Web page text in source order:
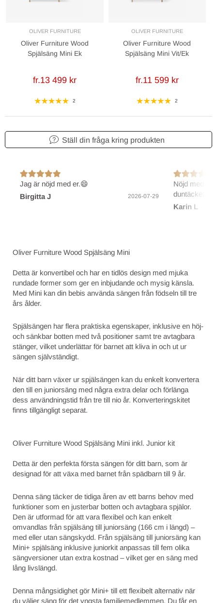
Jag är nöjd med er.😄
Birgitta J
2026-07-29
Nöjd med
duntäcket.
Karin L
Oliver Furniture Wood Spjälsäng Mini
Detta är konvertibel och har en tidlös design med mjuka
rundade former som ger en inbjudande och mysig känsla.
Med Mini kan din bebis använda sängen från födseln till tre
års ålder.
Spjälsängen har flera praktiska egenskaper, inklusive en höj-
och sänkbar botten med två positioner samt tre avtagbara
stänger, vilket underlättar för barnet att kliva in och ut ur
sängen självständigt.
När ditt barn växer ur spjälsängen kan du enkelt konvertera
den till en juniorsäng med några extra delar och förlänga
dess användningstid från tre till nio år. Konverteringskitet
finns tillgängligt separat.
Oliver Furniture Wood Spjälsäng Mini inkl. Junior kit
Detta är den perfekta första sängen för ditt barn, som är
designad för att växa med barnet från spädbarn till 9 år.
Denna säng täcker de tidiga åren av ett barns behov med
funktioner som en justerbar botten och avtagbara spjälor.
Den är utformad för att vara flexibel och kan enkelt
omvandlas från spjälsäng till juniorsäng (166 cm i längd) –
med eller utan sängskydd. Från spjälsäng till juniorsäng kan
Mini+ spjälsäng inklusive juniorkit anpassas till fem olika
sängversioner utan extra kostnad – vilket ger en säng med
lång livslängd.
Denna mångsidighet gör Mini+ till ett flexibelt alternativ när
du väljer säng för det yngsta familjemedlemmen. Du får en
OLIVER FURNITURE
Oliver Furniture Wood
Spjälsäng Mini Ek
fr.13 499 kr
2
OLIVER FURNITURE
Oliver Furniture Wood
Spjälsäng Mini Vit/Ek
fr.11 599 kr
2
Ställ din fråga kring produkten